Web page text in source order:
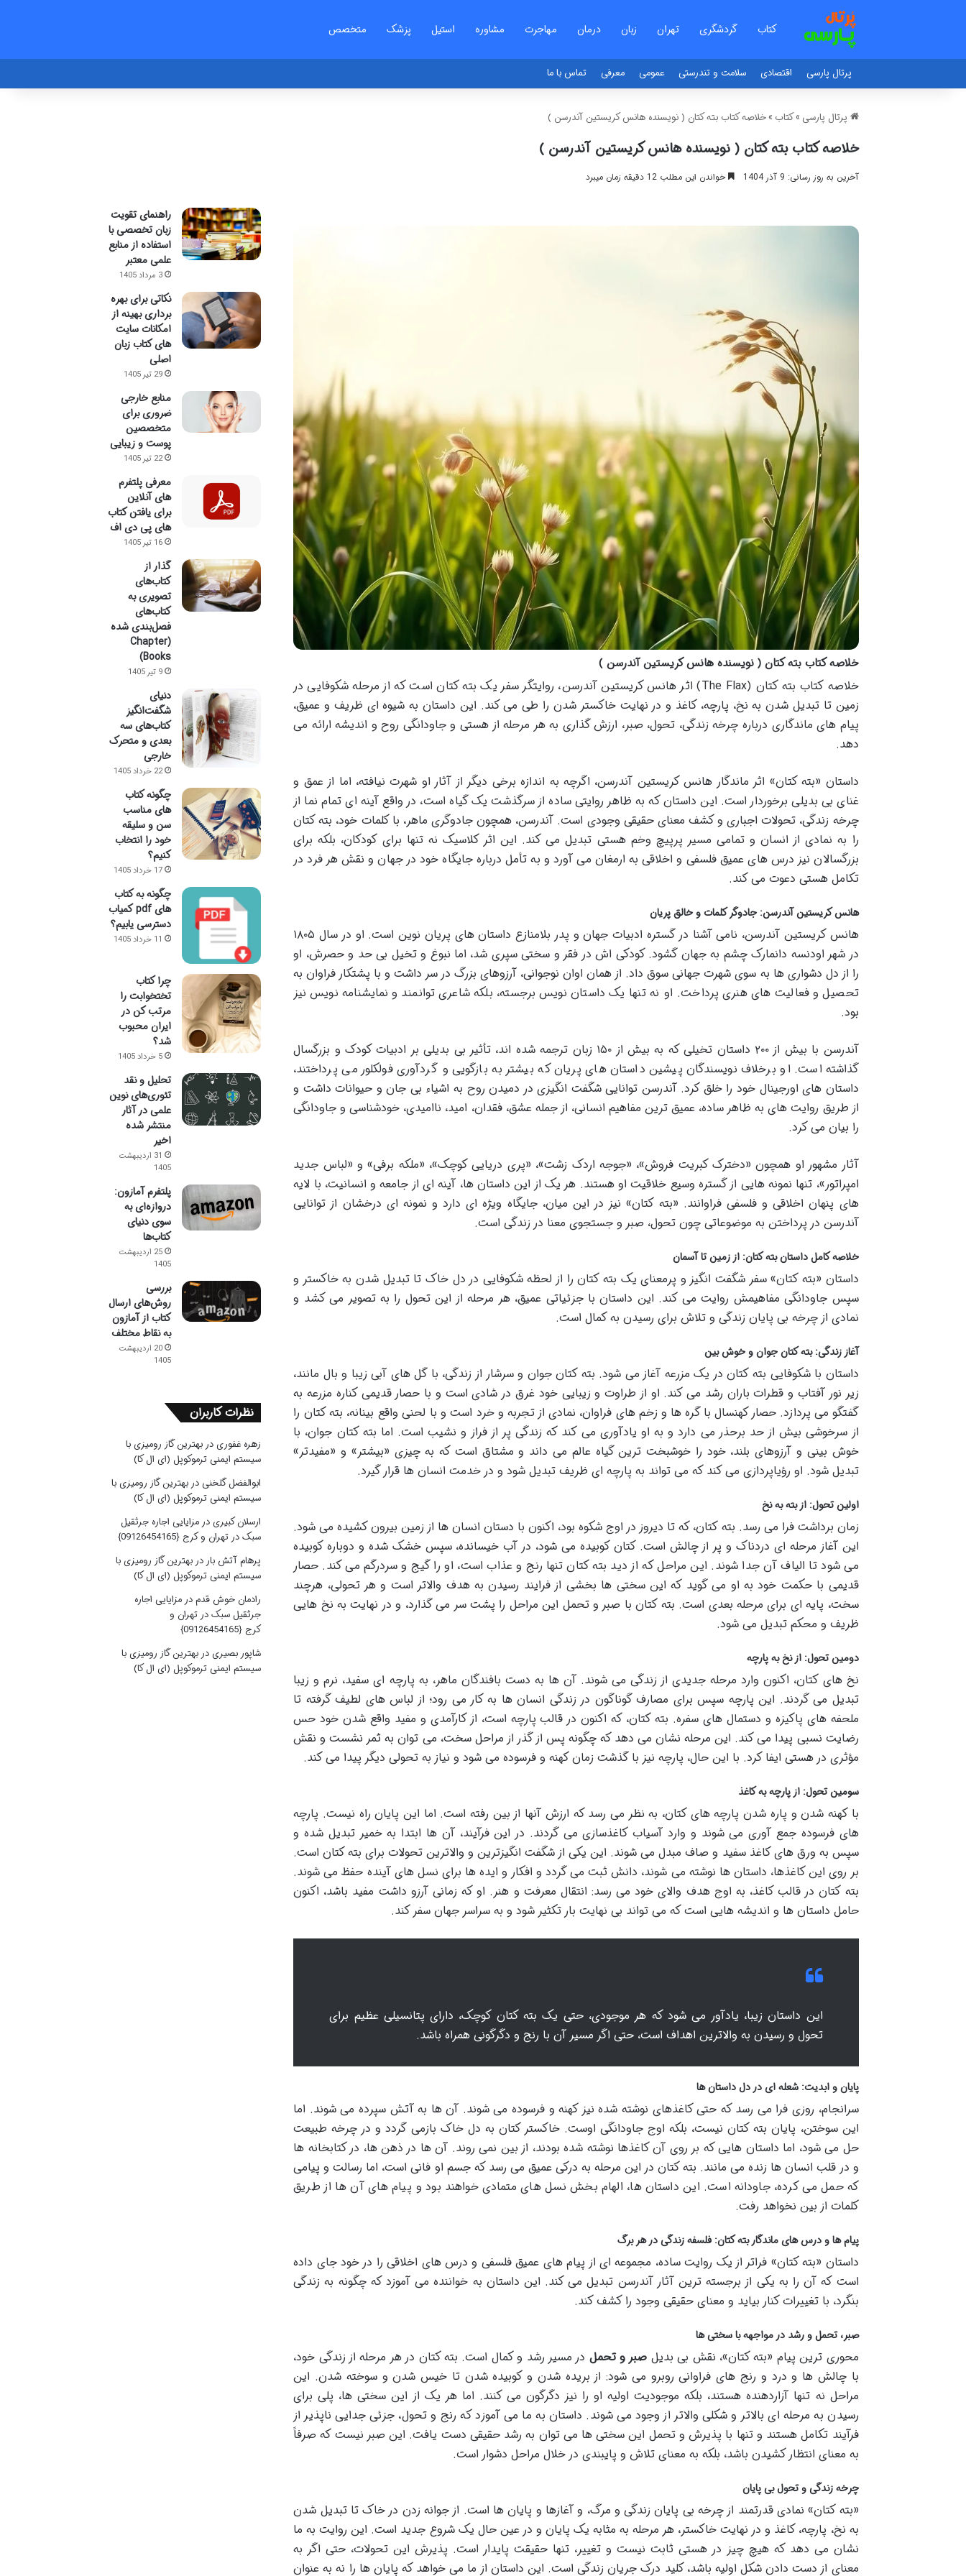
کتاب گردشگری تهران زبان درمان مهاجرت مشاوره استیل پزشک متخصص
پرتال پارسی اقتصادی سلامت و تندرستی عمومی معرفی تماس با ما
پرتال پارسی » کتاب » خلاصه کتاب بته کتان ( نویسنده هانس کریستین آندرسن )
خلاصه کتاب بته کتان ( نویسنده هانس کریستین آندرسن )
آخرین به روز رسانی: 9 آذر 1404 خواندن این مطلب 12 دقیقه زمان میبرد
خلاصه کتاب بته کتان ( نویسنده هانس کریستین آندرسن )
خلاصه کتاب بته کتان (The Flax) اثر هانس کریستین آندرسن، روایتگر سفر یک بته کتان است که از مرحله شکوفایی در
زمین تا تبدیل شدن به نخ، پارچه، کاغذ و در نهایت خاکستر شدن را طی می کند. این داستان به شیوه ای ظریف و عمیق،
پیام های ماندگاری درباره چرخه زندگی، تحول، صبر، ارزش گذاری به هر مرحله از هستی و جاودانگی روح و اندیشه ارائه می
دهد.
داستان «بته کتان» اثر ماندگار هانس کریستین آندرسن، اگرچه به اندازه برخی دیگر از آثار او شهرت نیافته، اما از عمق و
غنای بی بدیلی برخوردار است. این داستان که به ظاهر روایتی ساده از سرگذشت یک گیاه است، در واقع آینه ای تمام نما از
چرخه زندگی، تحولات اجباری و کشف معنای حقیقی وجودی است. آندرسن، همچون جادوگری ماهر، با کلمات خود، بته کتان
را به نمادی از انسان و تمامی مسیر پرپیچ وخم هستی تبدیل می کند. این اثر کلاسیک نه تنها برای کودکان، بلکه برای
بزرگسالان نیز درس های عمیق فلسفی و اخلاقی به ارمغان می آورد و به تأمل درباره جایگاه خود در جهان و نقش هر فرد در
تکامل هستی دعوت می کند.
هانس کریستین آندرسن: جادوگر کلمات و خالق پریان
هانس کریستین آندرسن، نامی آشنا در گستره ادبیات جهان و پدر بلامنازع داستان های پریان نوین است. او در سال ۱۸۰۵
در شهر اودنسه دانمارک چشم به جهان گشود. کودکی اش در فقر و سختی سپری شد، اما نبوغ و تخیل بی حد و حصرش، او
را از دل دشواری ها به سوی شهرت جهانی سوق داد. از همان اوان نوجوانی، آرزوهای بزرگ در سر داشت و با پشتکار فراوان به
تحصیل و فعالیت های هنری پرداخت. او نه تنها یک داستان نویس برجسته، بلکه شاعری توانمند و نمایشنامه نویس نیز
بود.
آندرسن با بیش از ۲۰۰ داستان تخیلی که به بیش از ۱۵۰ زبان ترجمه شده اند، تأثیر بی بدیلی بر ادبیات کودک و بزرگسال
گذاشته است. او برخلاف نویسندگان پیشین داستان های پریان که بیشتر به بازگویی و گردآوری فولکلور می پرداختند،
داستان های اورجینال خود را خلق کرد. آندرسن توانایی شگفت انگیزی در دمیدن روح به اشیاء بی جان و حیوانات داشت و
از طریق روایت های به ظاهر ساده، عمیق ترین مفاهیم انسانی، از جمله عشق، فقدان، امید، ناامیدی، خودشناسی و جاودانگی
را بیان می کرد.
آثار مشهور او همچون «دخترک کبریت فروش»، «جوجه اردک زشت»، «پری دریایی کوچک»، «ملکه برفی» و «لباس جدید
امپراتور»، تنها نمونه هایی از گستره وسیع خلاقیت او هستند. هر یک از این داستان ها، آینه ای از جامعه و انسانیت، با لایه
های پنهان اخلاقی و فلسفی فراوانند. «بته کتان» نیز در این میان، جایگاه ویژه ای دارد و نمونه ای درخشان از توانایی
آندرسن در پرداختن به موضوعاتی چون تحول، صبر و جستجوی معنا در زندگی است.
خلاصه کامل داستان بته کتان: از زمین تا آسمان
داستان «بته کتان» سفر شگفت انگیز و پرمعنای یک بته کتان را از لحظه شکوفایی در دل خاک تا تبدیل شدن به خاکستر و
سپس جاودانگی مفاهیمش روایت می کند. این داستان با جزئیاتی عمیق، هر مرحله از این تحول را به تصویر می کشد و
نمادی از چرخه بی پایان زندگی و تلاش برای رسیدن به کمال است.
آغاز زندگی: بته کتان جوان و خوش بین
داستان با شکوفایی بته کتان در یک مزرعه آغاز می شود. بته کتان جوان و سرشار از زندگی، با گل های آبی زیبا و بال مانند،
زیر نور آفتاب و قطرات باران رشد می کند. او از طراوت و زیبایی خود غرق در شادی است و با حصار قدیمی کناره مزرعه به
گفتگو می پردازد. حصار کهنسال با گره ها و زخم های فراوان، نمادی از تجربه و خرد است و با لحنی واقع بینانه، بته کتان را
از سرخوشی بیش از حد برحذر می دارد و به او یادآوری می کند که زندگی پر از فراز و نشیب است. اما بته کتان جوان، با
خوش بینی و آرزوهای بلند، خود را خوشبخت ترین گیاه عالم می داند و مشتاق است که به چیزی «بیشتر» و «مفیدتر»
تبدیل شود. او رؤیاپردازی می کند که می تواند به پارچه ای ظریف تبدیل شود و در خدمت انسان ها قرار گیرد.
اولین تحول: از بته به نخ
زمان برداشت فرا می رسد. بته کتان، که تا دیروز در اوج شکوه بود، اکنون با دستان انسان ها از زمین بیرون کشیده می شود.
این آغاز مرحله ای دردناک و پر از چالش است. کتان کوبیده می شود، در آب خیسانده، سپس خشک شده و دوباره کوبیده
می شود تا الیاف آن جدا شوند. این مراحل که از دید بته کتان تنها رنج و عذاب است، او را گیج و سردرگم می کند. حصار
قدیمی با حکمت خود به او می گوید که این سختی ها بخشی از فرایند رسیدن به هدف والاتر است و هر تحولی، هرچند
سخت، پایه ای برای مرحله بعدی است. بته کتان با صبر و تحمل این مراحل را پشت سر می گذارد، و در نهایت به نخ هایی
ظریف و محکم تبدیل می شود.
دومین تحول: از نخ به پارچه
نخ های کتان، اکنون وارد مرحله جدیدی از زندگی می شوند. آن ها به دست بافندگان ماهر، به پارچه ای سفید، نرم و زیبا
تبدیل می گردند. این پارچه سپس برای مصارف گوناگون در زندگی انسان ها به کار می رود؛ از لباس های لطیف گرفته تا
ملحفه های پاکیزه و دستمال های سفره. بته کتان، که اکنون در قالب پارچه است، از کارآمدی و مفید واقع شدن خود حس
رضایت نسبی پیدا می کند. این مرحله نشان می دهد که چگونه پس از گذر از مراحل سخت، می توان به ثمر نشست و نقش
مؤثری در هستی ایفا کرد. با این حال، پارچه نیز با گذشت زمان کهنه و فرسوده می شود و نیاز به تحولی دیگر پیدا می کند.
سومین تحول: از پارچه به کاغذ
با کهنه شدن و پاره شدن پارچه های کتان، به نظر می رسد که ارزش آنها از بین رفته است. اما این پایان راه نیست. پارچه
های فرسوده جمع آوری می شوند و وارد آسیاب کاغذسازی می گردند. در این فرآیند، آن ها ابتدا به خمیر تبدیل شده و
سپس به ورق های کاغذ سفید و صاف مبدل می شوند. این یکی از شگفت انگیزترین و والاترین تحولات برای بته کتان است.
بر روی این کاغذها، داستان ها نوشته می شوند، دانش ثبت می گردد و افکار و ایده ها برای نسل های آینده حفظ می شوند.
بته کتان در قالب کاغذ، به اوج هدف والای خود می رسد: انتقال معرفت و هنر. او که زمانی آرزو داشت مفید باشد، اکنون
حامل داستان ها و اندیشه هایی است که می تواند بی نهایت بار تکثیر شود و به سراسر جهان سفر کند.
این داستان زیبا، یادآور می شود که هر موجودی، حتی یک بته کتان کوچک، دارای پتانسیلی عظیم برای
تحول و رسیدن به والاترین اهداف است، حتی اگر مسیر آن با رنج و دگرگونی همراه باشد.
پایان و ابدیت: شعله ای در دل داستان ها
سرانجام، روزی فرا می رسد که حتی کاغذهای نوشته شده نیز کهنه و فرسوده می شوند. آن ها به آتش سپرده می شوند. اما
این سوختن، پایان بته کتان نیست، بلکه اوج جاودانگی اوست. خاکستر کتان به دل خاک بازمی گردد و در چرخه طبیعت
حل می شود، اما داستان هایی که بر روی آن کاغذها نوشته شده بودند، از بین نمی روند. آن ها در ذهن ها، در کتابخانه ها
و در قلب انسان ها زنده می مانند. بته کتان در این مرحله به درکی عمیق می رسد که جسم او فانی است، اما رسالت و پیامی
که حمل می کرده، جاودانه است. این داستان ها، الهام بخش نسل های متمادی خواهند بود و پیام های آن ها از طریق
کلمات از بین نخواهد رفت.
پیام ها و درس های ماندگار بته کتان: فلسفه زندگی در هر برگ
داستان «بته کتان» فراتر از یک روایت ساده، مجموعه ای از پیام های عمیق فلسفی و درس های اخلاقی را در خود جای داده
است که آن را به یکی از برجسته ترین آثار آندرسن تبدیل می کند. این داستان به خواننده می آموزد که چگونه به زندگی
بنگرد، با تغییرات کنار بیاید و معنای حقیقی وجود را کشف کند.
صبر، تحمل و رشد در مواجهه با سختی ها
محوری ترین پیام «بته کتان»، نقش بی بدیل صبر و تحمل در مسیر رشد و کمال است. بته کتان در هر مرحله از زندگی خود،
با چالش ها و درد و رنج های فراوانی روبرو می شود: از بریده شدن و کوبیده شدن تا خیس شدن و سوخته شدن. این
مراحل نه تنها آزاردهنده هستند، بلکه موجودیت اولیه او را نیز دگرگون می کنند. اما هر یک از این سختی ها، پلی برای
رسیدن به مرحله ای بالاتر و شکلی والاتر از وجود می شوند. داستان به ما می آموزد که رنج و تحول، جزئی جدایی ناپذیر از
فرآیند تکامل هستند و تنها با پذیرش و تحمل این سختی ها می توان به رشد حقیقی دست یافت. این صبر نیست که صرفاً
به معنای انتظار کشیدن باشد، بلکه به معنای تلاش و پایبندی در خلال مراحل دشوار است.
چرخه زندگی و تحول بی پایان
«بته کتان» نمادی قدرتمند از چرخه بی پایان زندگی و مرگ، و آغازها و پایان ها است. از جوانه زدن در خاک تا تبدیل شدن
به نخ، پارچه، کاغذ و در نهایت خاکستر، هر مرحله به مثابه یک پایان و در عین حال یک شروع جدید است. این روایت به ما
نشان می دهد که هیچ چیز در هستی ثابت نیست و تغییر، تنها حقیقت پایدار است. پذیرش این تحولات، حتی اگر به
معنای از دست دادن شکل اولیه باشد، کلید درک جریان زندگی است. این داستان از ما می خواهد که پایان ها را نه به عنوان
راهنمای تقویت
زبان تخصصی با
استفاده از منابع
علمی معتبر
3 مرداد 1405
نکاتی برای بهره
برداری بهینه از
امکانات سایت
های کتاب زبان
اصلی
29 تیر 1405
منابع خارجی
ضروری برای
متخصصین
پوست و زیبایی
22 تیر 1405
معرفی پلتفرم
های آنلاین
برای یافتن کتاب
های پی دی اف
16 تیر 1405
گذار از
کتاب‌های
تصویری به
کتاب‌های
فصل‌بندی شده
(Chapter
Books)
9 تیر 1405
دنیای
شگفت‌انگیز
کتاب‌های سه
بعدی و متحرک
خارجی
22 خرداد 1405
چگونه کتاب
های مناسب
سن و سلیقه
خود را انتخاب
کنیم؟
17 خرداد 1405
چگونه به کتاب
های pdf کمیاب
دسترسی یابیم؟
11 خرداد 1405
چرا کتاب
تختخوابت را
مرتب کن در
ایران محبوب
شد؟
5 خرداد 1405
تحلیل و نقد
تئوری‌های نوین
علمی در آثار
منتشر شده
اخیر
31 اردیبهشت
1405
پلتفرم آمازون:
دروازه‌ای به
سوی دنیای
کتاب‌ها
25 اردیبهشت
1405
بررسی
روش‌های ارسال
کتاب از آمازون
به نقاط مختلف
20 اردیبهشت
1405
نظرات کاربران
زهره غفوریدر بهترین گاز رومیزی با
سیستم ایمنی ترموکوپل (ای ال کا)
ابوالفضل گلخنی در بهترین گاز رومیزی با
سیستم ایمنی ترموکوپل (ای ال کا)
ارسلان کبیریدر مزایایی اجاره جرثقیل
سبک در تهران و کرج {09126454165}
پرهام آتش بار در بهترین گاز رومیزی با
سیستم ایمنی ترموکوپل (ای ال کا)
رادمان خوش قدمدر مزایایی اجاره
جرثقیل سبک در تهران و
کرج {09126454165}
شاپور بصیریدر بهترین گاز رومیزی با
سیستم ایمنی ترموکوپل (ای ال کا)